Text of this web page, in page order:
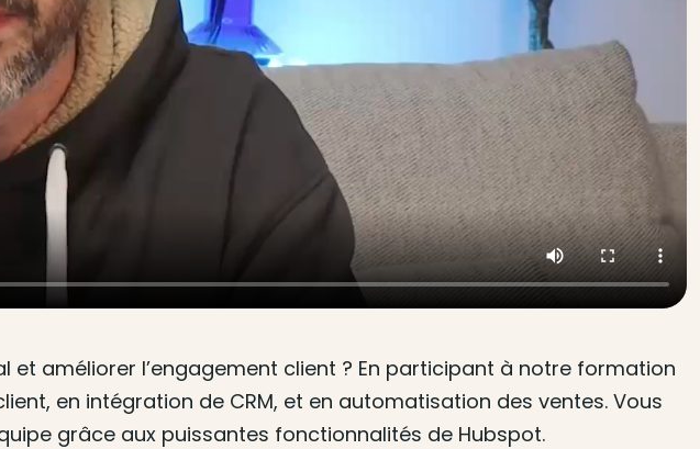
améliorer l’engagement client ? En participant à notre formation
en intégration de CRM, et en automatisation des ventes. Vous
grâce aux puissantes fonctionnalités de Hubspot.